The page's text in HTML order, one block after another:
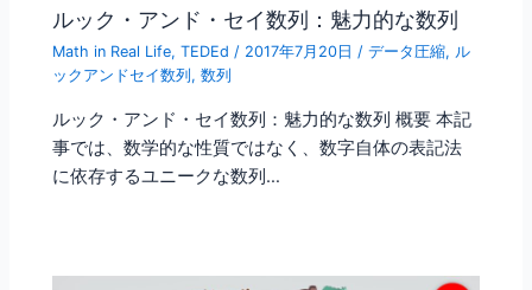
ルック・アンド・セイ数列：魅力的な数列
Math in Real Life,TEDEd / 2017年7月20日/データ圧縮, ル
ックアンドセイ数列 ,数列
ルック・アンド・セイ数列：魅力的な数列 概要 本記
事では、数学的な性質ではなく、数字自体の表記法
に依存するユニークな数列…